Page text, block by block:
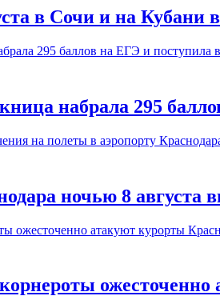
в Сочи и на Кубани
набрала 295
ночью 8 августа
ожесточенно